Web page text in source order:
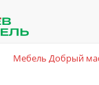
Мебель Добрый